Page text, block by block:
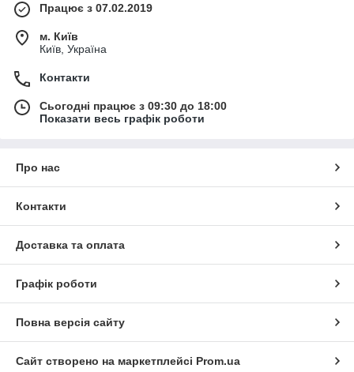
Працює з 07.02.2019
м. Київ
Київ, Україна
Контакти
Сьогодні працює з 09:30 до 18:00
Показати весь графік роботи
Про нас
Контакти
Доставка та оплата
Графік роботи
Повна версія сайту
Сайт створено на маркетплейсі Prom.ua